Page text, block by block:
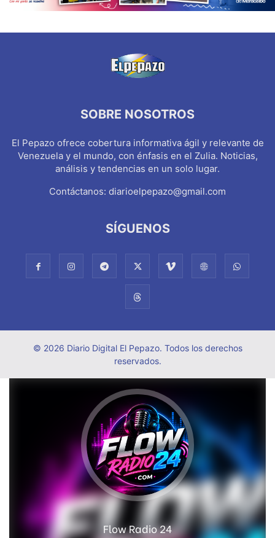
SOBRE NOSOTROS
El Pepazo ofrece cobertura informativa ágil y relevante de
Venezuela y el mundo, con énfasis en el Zulia. Noticias,
análisis y tendencias en un solo lugar.
Contáctanos: diarioelpepazo@gmail.com
SÍGUENOS
© 2026 Diario Digital El Pepazo. Todos los derechos
reservados.